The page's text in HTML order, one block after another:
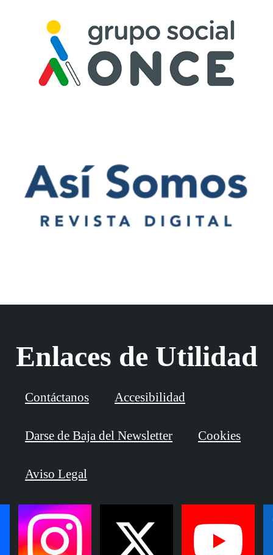
Enlaces de Utilidad
Contáctanos Accesibilidad
Darse de Baja del Newsletter Cookies
Aviso Legal